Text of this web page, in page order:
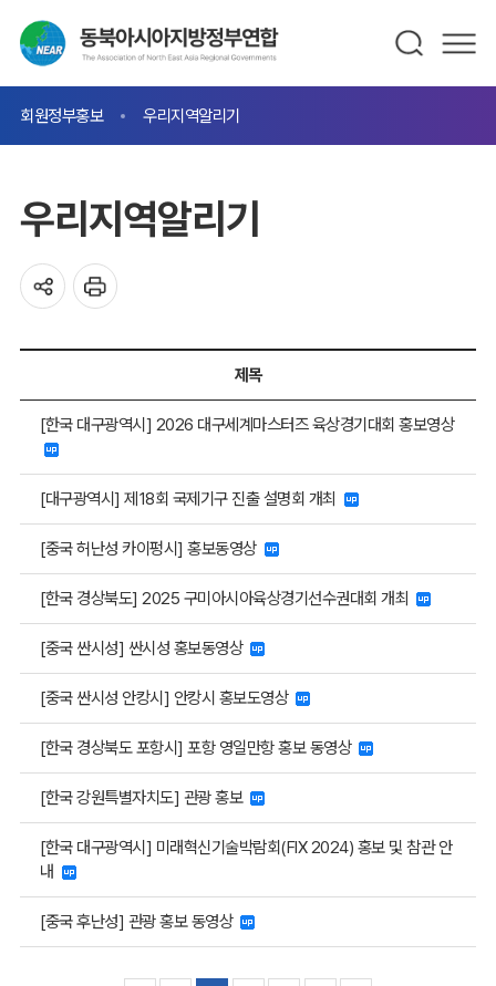
회원정부홍보 우리지역알리기
우리지역알리기
제목
[한국 대구광역시] 2026 대구세계마스터즈 육상경기대회 홍보영상
[대구광역시] 제18회 국제기구 진출 설명회 개최
[중국 허난성 카이펑시] 홍보동영상
[한국 경상북도] 2025 구미아시아육상경기선수권대회 개최
[중국 싼시성] 싼시성 홍보동영상
[중국 싼시성 안캉시] 안캉시 홍보도영상
[한국 경상북도 포항시] 포항 영일만항 홍보 동영상
[한국 강원특별자치도] 관광 홍보
[한국 대구광역시] 미래혁신기술박람회(FIX 2024) 홍보 및 참관 안
내
[중국 후난성] 관광 홍보 동영상